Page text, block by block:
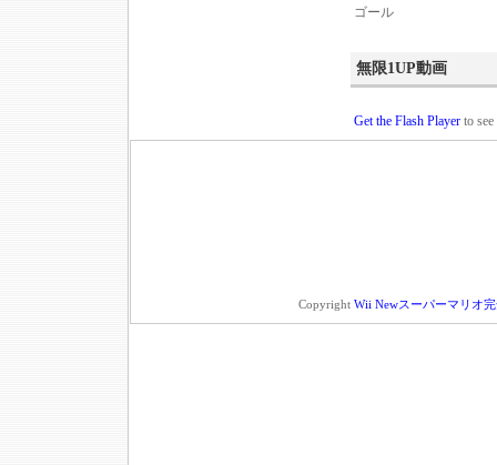
ゴール
無限1UP動画
Get the Flash Player to
Copyright Wii Newスーパーマリオ